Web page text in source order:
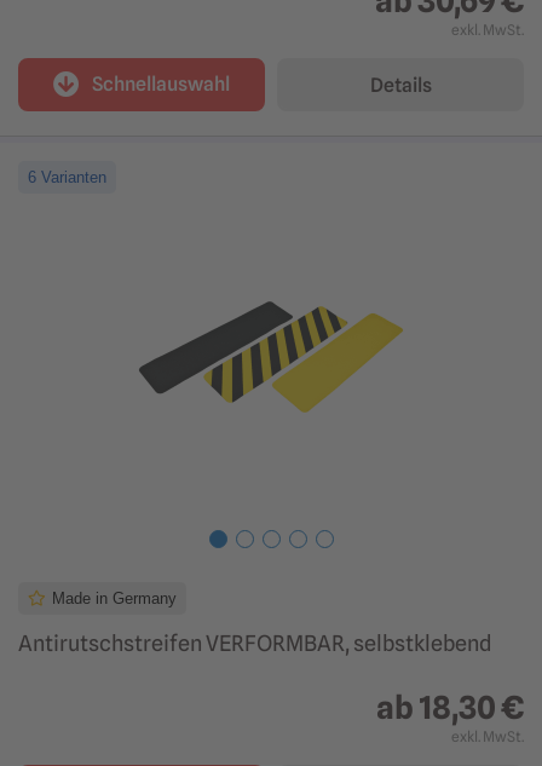
exkl. MwSt.
Schnellauswahl Details
6 Varianten
Made in Germany
Antirutschstreifen VERFORMBAR, selbstklebend
ab18,30 €
exkl. MwSt.